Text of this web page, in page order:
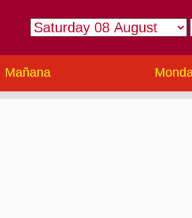
Mañana